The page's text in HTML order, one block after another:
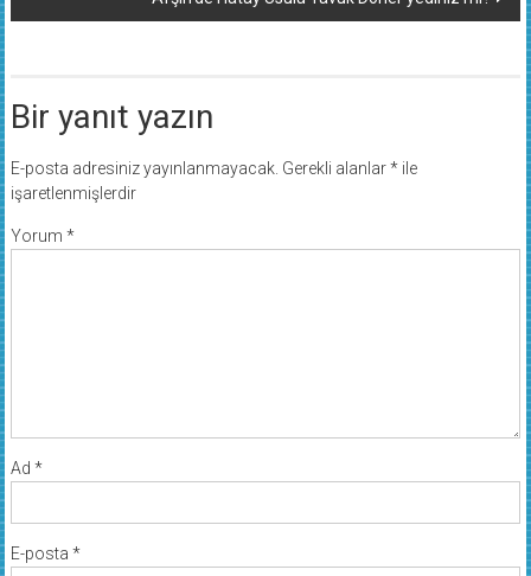
Bir yanıt yazın
E-posta adresiniz yayınlanmayacak. Gerekli alanlar*ile
işaretlenmişlerdir
Yorum *
Ad *
E-posta *